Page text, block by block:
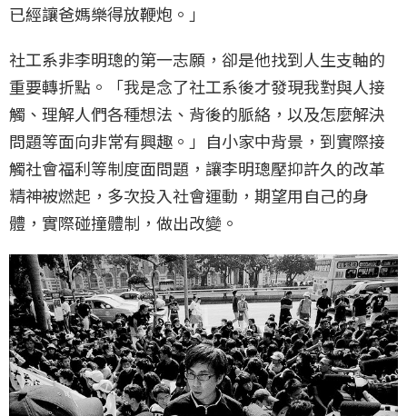
已經讓爸媽樂得放鞭炮。」
社工系非李明璁的第一志願，卻是他找到人生支軸的
重要轉折點。「我是念了社工系後才發現我對與人接
觸、理解人們各種想法、背後的脈絡，以及怎麼解決
問題等面向非常有興趣。」自小家中背景，到實際接
觸社會福利等制度面問題，讓李明璁壓抑許久的改革
精神被燃起，多次投入社會運動，期望用自己的身
體，實際碰撞體制，做出改變。